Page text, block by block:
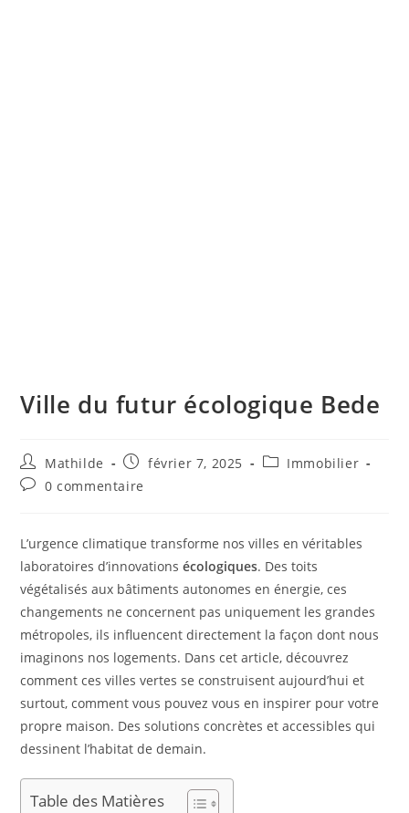
Ville du futur écologique Bede
Mathilde février 7, 2025
Immobilier
0 commentaire
L’urgence climatique transforme nos villes en véritables
laboratoires d’innovationsécologiques. Des toits
végétalisés aux bâtiments autonomes en énergie, ces
changements ne concernent pas uniquement les grandes
métropoles, ils influencent directement la façon dont nous
imaginons nos logements. Dans cet article, découvrez
comment ces villes vertes se construisent aujourd’hui et
surtout, comment vous pouvez vous en inspirer pour votre
propre maison. Des solutions concrètes et accessibles qui
dessinent l’habitat de demain.
Table des Matières